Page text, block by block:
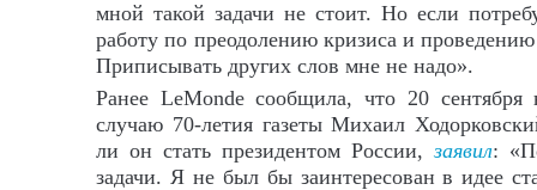
мной такой задачи не стоит. Но если
работу по преодолению кризиса и
Приписывать других слов мне не надо».
Ранее LeMonde сообщила, что 20
случаю 70-летия газеты Михаил
ли он стать президентом России,заявил:
задачи. Я не был бы заинтересован в идее